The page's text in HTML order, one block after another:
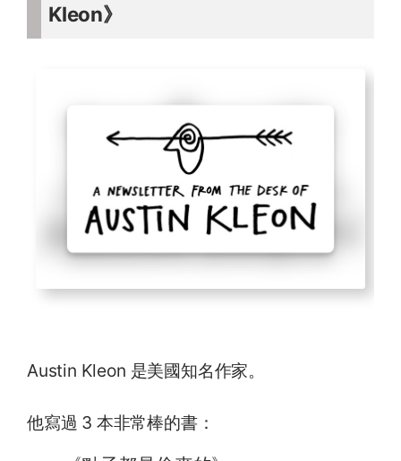
Kleon》
Austin Kleon 是美國知名作家。
他寫過 3 本非常棒的書：